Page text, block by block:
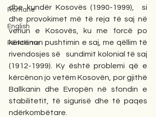
Romane
English
Përkthime
dhe kundër Kosovës (1990-1999),  si
dhe provokimet më të reja të saj në
veriun e Kosovës, ku me forcë po
kërcënon pushtimin e saj, me qëllim të
rivendosjes së   sundimit kolonial të saj
(1912-1999). Ky është problemi që e
kërcënon jo vetëm Kosovën, por gjithë
Ballkanin dhe Evropën në sfondin e
stabilitetit, të sigurisë dhe të paqes
ndërkombëtare.